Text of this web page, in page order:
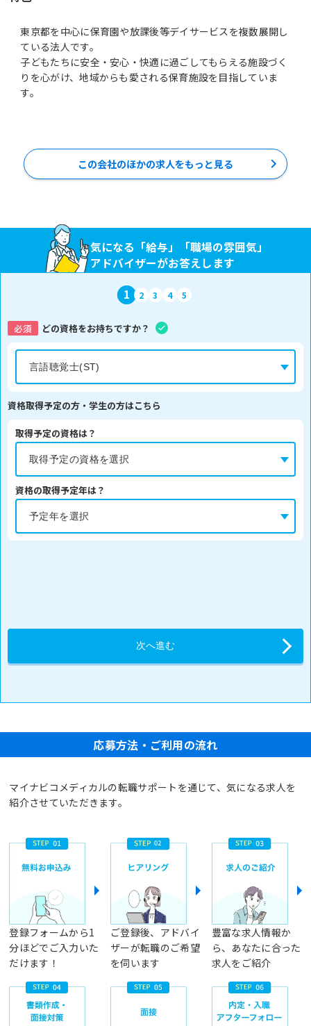
東京都を中心に保育園や放課後等デイサービスを複数展開し
ている法人です。
子どもたちに安全・安心・快適に過ごしてもらえる施設づく
りを心がけ、地域からも愛される保育施設を目指していま
す。
この会社のほかの求人をもっと見る
気になる「給与」「職場の雰囲気」
アドバイザーがお答えします
1 2 3 4 5
必須 どの資格をお持ちですか？
資格取得予定の方・学生の方はこちら
取得予定の資格は？
資格の取得予定年は？
応募方法・ご利用の流れ
マイナビコメディカルの転職サポートを通じて、気になる求人を
紹介させていただきます。
登録フォームから1
分ほどでご入力いた
だけます！
ご登録後、アドバイ
ザーが転職のご希望
を伺います
豊富な求人情報か
ら、あなたに合った
求人をご紹介